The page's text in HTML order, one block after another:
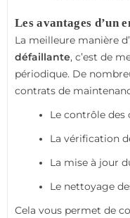
Les avantages d’un
La meilleure manière
défaillante, c’est de
périodique. De
contrats de
Le contrôle des
La vérification
La mise à jour
Le nettoyage
Cela vous permet de